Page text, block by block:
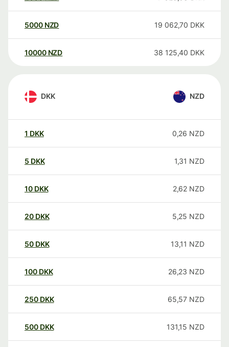
5000 NZD 19 062,70 DKK
10000 NZD 38 125,40 DKK
DKK NZD
1 DKK 0,26 NZD
5 DKK 1,31 NZD
10 DKK 2,62 NZD
20 DKK 5,25 NZD
50 DKK 13,11 NZD
100 DKK 26,23 NZD
250 DKK 65,57 NZD
500 DKK 131,15 NZD